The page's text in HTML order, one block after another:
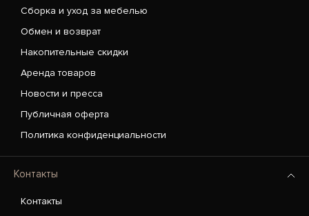
Сборка и уход за мебелью
Обмен и возврат
Накопительные скидки
Аренда товаров
Новости и пресса
Публичная оферта
Политика конфиденциальности
Контакты
Контакты